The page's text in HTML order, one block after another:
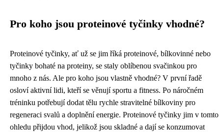
Pro koho jsou proteinové tyčinky vhodné?
Proteinové tyčinky, ať už se jim říká proteinové, bílkovinné nebo
tyčinky bohaté na proteiny, se staly oblíbenou svačinkou pro
mnoho z nás. Ale pro koho jsou vlastně vhodné? V první řadě
osloví aktivní lidi, kteří se věnují sportu a fitness. Po náročném
tréninku potřebují dodat tělu rychle stravitelné bílkoviny pro
regeneraci svalů a doplnění energie. Proteinové tyčinky jim v tomto
ohledu přijdou vhod, jelikož jsou skladné a dají se konzumovat